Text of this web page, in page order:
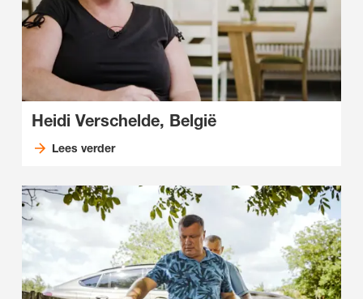
Heidi Verschelde, België
Lees verder